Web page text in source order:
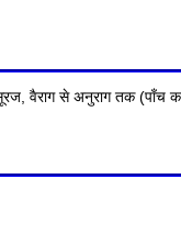
वैराग से अनुराग तक (पाँच